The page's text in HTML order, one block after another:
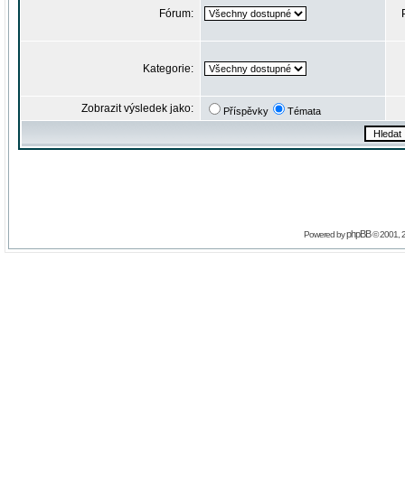
Fórum:
Kategorie:
Zobrazit výsledek jako: Příspěvky Témata
Powered byphpBB© 2001,